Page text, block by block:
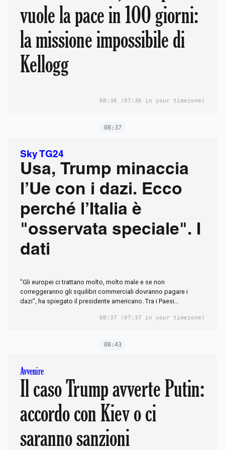
vuole la pace in 100 giorni:
la missione impossibile di
Kellogg
08:36 (07:36 in your timezone)
08:37
Sky TG24
Usa, Trump minaccia
l’Ue con i dazi. Ecco
perché l’Italia è
"osservata speciale". I
dati
"Gli europei ci trattano molto, molto male e se non
correggeranno gli squilibri commerciali dovranno pagare i
dazi", ha spiegato il presidente americano. Tra i Paesi...
08:37 (07:37 in your timezone)
08:43
Avvenire
Il caso Trump avverte Putin:
accordo con Kiev o ci
saranno sanzioni